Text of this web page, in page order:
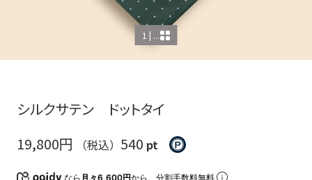
1 | ...
シルクサテン ドットタイ
19,800円
（税込） 540 pt
なら 月々6,600円から。分割手数料無料